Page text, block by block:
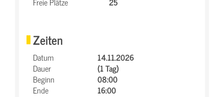
Zeiten
Datum
14.11.2026
Dauer
(1 Tag)
Beginn
08:00
Ende
16:00